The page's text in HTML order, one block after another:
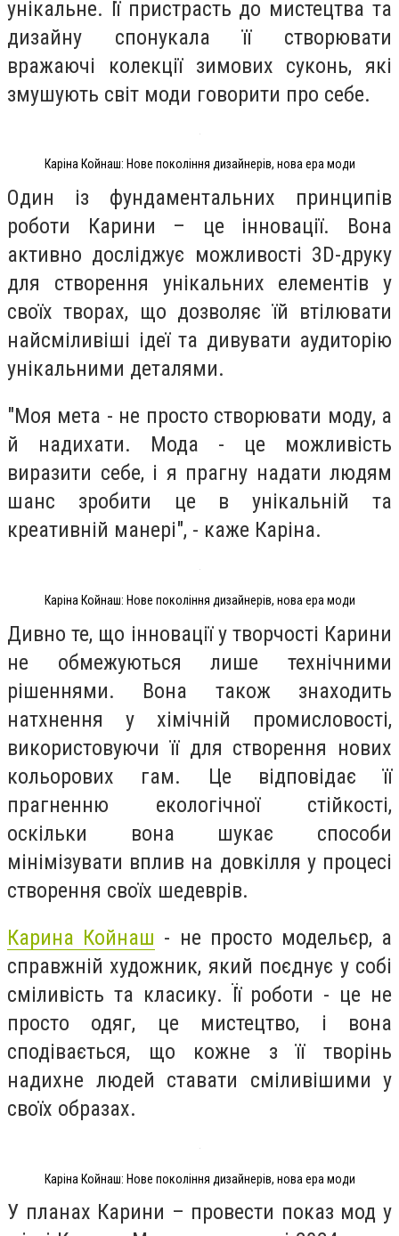
унікальне. Її пристрасть до мистецтва та
дизайну спонукала її створювати
вражаючі колекції зимових суконь, які
змушують світ моди говорити про себе.
Каріна Койнаш: Нове покоління дизайнерів, нова ера моди
Один із фундаментальних принципів
роботи Карини – це інновації. Вона
активно досліджує можливості 3D-друку
для створення унікальних елементів у
своїх творах, що дозволяє їй втілювати
найсміливіші ідеї та дивувати аудиторію
унікальними деталями.
"Моя мета - не просто створювати моду, а
й надихати. Мода - це можливість
виразити себе, і я прагну надати людям
шанс зробити це в унікальній та
креативній манері", - каже Каріна.
Каріна Койнаш: Нове покоління дизайнерів, нова ера моди
Дивно те, що інновації у творчості Карини
не обмежуються лише технічними
рішеннями. Вона також знаходить
натхнення у хімічній промисловості,
використовуючи її для створення нових
кольорових гам. Це відповідає її
прагненню екологічної стійкості,
оскільки вона шукає способи
мінімізувати вплив на довкілля у процесі
створення своїх шедеврів.
Карина Койнаш - не просто модельєр, а
справжній художник, який поєднує у собі
сміливість та класику. Її роботи - це не
просто одяг, це мистецтво, і вона
сподівається, що кожне з її творінь
надихне людей ставати сміливішими у
своїх образах.
Каріна Койнаш: Нове покоління дизайнерів, нова ера моди
У планах Карини – провести показ мод у